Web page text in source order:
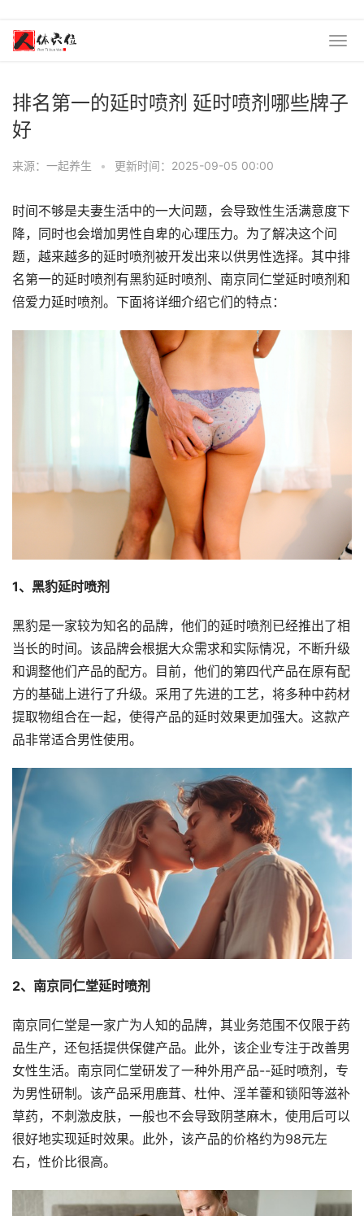
排名第一的延时喷剂 延时喷剂哪些牌子
好
来源：一起养生 • 更新时间：2025-09-05 00:00
时间不够是夫妻生活中的一大问题，会导致性生活满意度下
降，同时也会增加男性自卑的心理压力。为了解决这个问
题，越来越多的延时喷剂被开发出来以供男性选择。其中排
名第一的延时喷剂有黑豹延时喷剂、南京同仁堂延时喷剂和
倍爱力延时喷剂。下面将详细介绍它们的特点：
1、黑豹延时喷剂
黑豹是一家较为知名的品牌，他们的延时喷剂已经推出了相
当长的时间。该品牌会根据大众需求和实际情况，不断升级
和调整他们产品的配方。目前，他们的第四代产品在原有配
方的基础上进行了升级。采用了先进的工艺，将多种中药材
提取物组合在一起，使得产品的延时效果更加强大。这款产
品非常适合男性使用。
2、南京同仁堂延时喷剂
南京同仁堂是一家广为人知的品牌，其业务范围不仅限于药
品生产，还包括提供保健产品。此外，该企业专注于改善男
女性生活。南京同仁堂研发了一种外用产品--延时喷剂，专
为男性研制。该产品采用鹿茸、杜仲、淫羊藿和锁阳等滋补
草药，不刺激皮肤，一般也不会导致阴茎麻木，使用后可以
很好地实现延时效果。此外，该产品的价格约为98元左
右，性价比很高。